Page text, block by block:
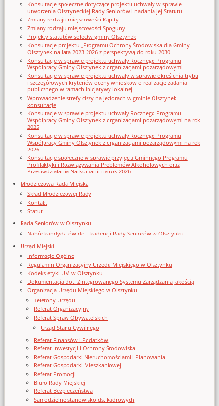
Konsultacje społeczne dotyczące projektu uchwały w sprawie
utworzenia Olsztyneckiej Rady Seniorów i nadania jej Statutu
Zmiany rodzaju miejscowości Kąpity
Zmiany rodzaju miejscowości Spoguny
Projekty statutów sołectw gminy Olsztynek
Konsultacje projektu „Programu Ochrony Środowiska dla Gminy
Olsztynek na lata 2023-2026 z perspektywą do roku 2030
Konsultacje w sprawie projektu uchwały Rocznego Programu
Współpracy Gminy Olsztynek z organizacjami pozarządowymi
Konsultacje w sprawie projektu uchwały w sprawie określenia trybu
i szczegółowych kryteriów oceny wniosków o realizację zadania
publicznego w ramach inicjatywy lokalnej
Wprowadzenie strefy ciszy na jeziorach w gminie Olsztynek –
konsultacje
Konsultacje w sprawie projektu uchwały Rocznego Programu
Współpracy Gminy Olsztynek z organizacjami pozarządowymi na rok
2025
Konsultacje w sprawie projektu uchwały Rocznego Programu
Współpracy Gminy Olsztynek z organizacjami pozarządowymi na rok
2026
Konsultacje społeczne w sprawie przyjęcia Gminnego Programu
Profilaktyki i Rozwiązywania Problemów Alkoholowych oraz
Przeciwdziałania Narkomanii na rok 2026
Młodzieżowa Rada Miejska
Skład Młodzieżowej Rady
Kontakt
Statut
Rada Seniorów w Olsztynku
Nabór kandydatów do II kadencji Rady Seniorów w Olsztynku
Urząd Miejski
Informacje Ogólne
Regulamin Organizacyjny Urzedu Miejskiego w Olsztynku
Kodeks etyki UM w Olsztynku
Dokumentacja dot. Zintegrowanego Systemu Zarządzania Jakością
Organizacja Urzędu Miejskiego w Olsztynku
Telefony Urzędu
Referat Organizacyjny
Referat Spraw Obywatelskich
Urząd Stanu Cywilnego
Referat Finansów i Podatków
Referat Inwestycji i Ochrony Środowiska
Referat Gospodarki Nieruchomościami i Planowania
Referat Gospodarki Mieszkaniowej
Referat Promocji
Biuro Rady Miejskiej
Referat Bezpieczeństwa
Samodzielne stanowisko ds. kadrowych